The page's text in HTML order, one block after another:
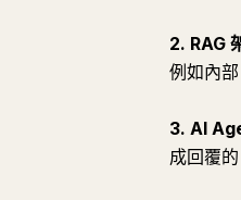
2. RAG
例如內
3. AI
成回覆